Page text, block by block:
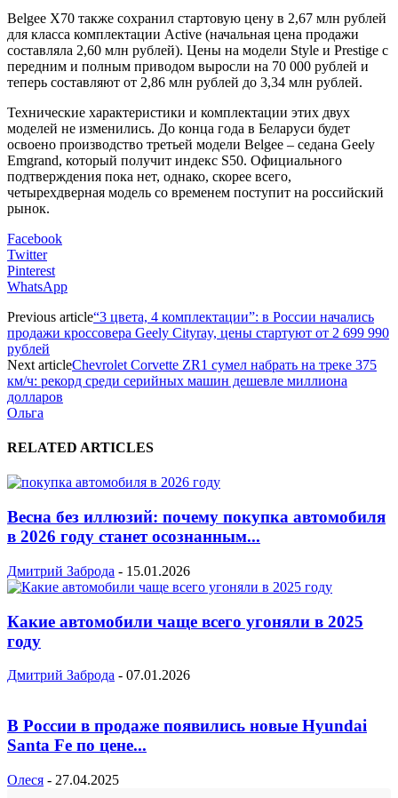
Belgee X70 также сохранил стартовую цену в 2,67 млн рублей
для класса комплектации Active (начальная цена продажи
составляла 2,60 млн рублей). Цены на модели Style и Prestige с
передним и полным приводом выросли на 70 000 рублей и
теперь составляют от 2,86 млн рублей до 3,34 млн рублей.
Технические характеристики и комплектации этих двух
моделей не изменились. До конца года в Беларуси будет
освоено производство третьей модели Belgee – седана Geely
Emgrand, который получит индекс S50. Официального
подтверждения пока нет, однако, скорее всего,
четырехдверная модель со временем поступит на российский
рынок.
Facebook
Twitter
Pinterest
WhatsApp
Previous article“3 цвета, 4 комплектации”: в России начались
продажи кроссовера Geely Cityray, цены стартуют от 2 699 990
рублей
Next articleChevrolet Corvette ZR1 сумел набрать на треке 375
км/ч: рекорд среди серийных машин дешевле миллиона
долларов
Ольга
RELATED ARTICLES
Весна без иллюзий: почему покупка автомобиля
в 2026 году станет осознанным...
Дмитрий Заброда - 15.01.2026
Какие автомобили чаще всего угоняли в 2025
году
Дмитрий Заброда - 07.01.2026
В России в продаже появились новые Hyundai
Santa Fe по цене...
Олеся - 27.04.2025